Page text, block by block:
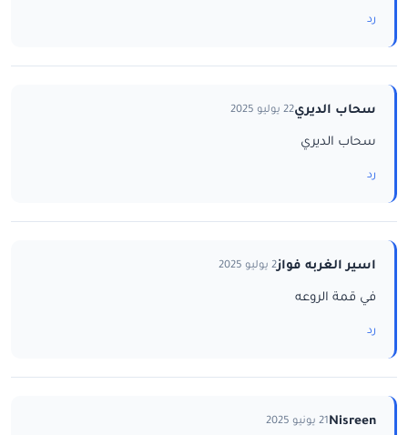
رد
سحاب الديري22 يوليو 2025
سحاب الديري
رد
اسير الغربه فواز2 يوليو 2025
في قمة الروعه
رد
Nisreen21 يونيو 2025